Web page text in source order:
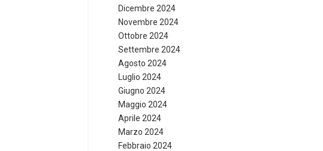
Dicembre 2024
Novembre 2024
Ottobre 2024
Settembre 2024
Agosto 2024
Luglio 2024
Giugno 2024
Maggio 2024
Aprile 2024
Marzo 2024
Febbraio 2024